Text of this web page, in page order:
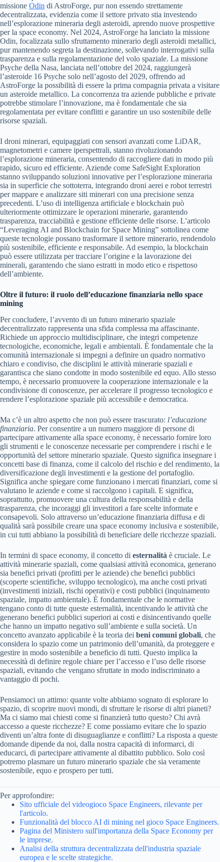
missione Odin di AstroForge, pur non essendo strettamente
decentralizzata, evidenzia come il settore privato stia investendo
nell’esplorazione mineraria degli asteroidi, aprendo nuove prospettive
per la space economy. Nel 2024, AstroForge ha lanciato la missione
Odin, focalizzata sullo sfruttamento minerario degli asteroidi metallici,
pur mantenendo segreta la destinazione, sollevando interrogativi sulla
trasparenza e sulla regolamentazione del volo spaziale. La missione
Psyche della Nasa, lanciata nell’ottobre del 2024, raggiungerà
l’asteroide 16 Psyche solo nell’agosto del 2029, offrendo ad
AstroForge la possibilità di essere la prima compagnia privata a visitare
un asteroide metallico. La concorrenza tra aziende pubbliche e private
potrebbe stimolare l’innovazione, ma è fondamentale che sia
regolamentata per evitare conflitti e garantire un uso sostenibile delle
risorse spaziali.
I droni minerari, equipaggiati con sensori avanzati come LiDAR,
magnetometri e camere iperspettrali, stanno rivoluzionando
l’esplorazione mineraria, consentendo di raccogliere dati in modo più
rapido, sicuro ed efficiente. Aziende come SafeSight Exploration
stanno sviluppando soluzioni innovative per l’esplorazione mineraria
sia in superficie che sottoterra, integrando droni aerei e robot terrestri
per mappare e analizzare siti minerari con una precisione senza
precedenti. L’uso di intelligenza artificiale e blockchain può
ulteriormente ottimizzare le operazioni minerarie, garantendo
trasparenza, tracciabilità e gestione efficiente delle risorse. L’articolo
“Leveraging AI and Blockchain for Space Mining” sottolinea come
queste tecnologie possano trasformare il settore minerario, rendendolo
più sostenibile, efficiente e responsabile. Ad esempio, la blockchain
può essere utilizzata per tracciare l’origine e la lavorazione dei
minerali, garantendo che siano estratti in modo etico e rispettoso
dell’ambiente.
Oltre il futuro: il ruolo dell’educazione finanziaria nello space
mining
Per concludere, l’avvento di un futuro minerario spaziale
decentralizzato rappresenta una sfida complessa ma affascinante.
Richiede un approccio multidisciplinare, che integri competenze
tecnologiche, economiche, legali e ambientali. È fondamentale che la
comunità internazionale si impegni a definire un quadro normativo
chiaro e condiviso, che disciplini le attività minerarie spaziali e
garantisca che siano condotte in modo sostenibile ed equo. Allo stesso
tempo, è necessario promuovere la cooperazione internazionale e la
condivisione di conoscenze, per accelerare il progresso tecnologico e
rendere l’esplorazione spaziale più accessibile e democratica.
Ma c’è un altro aspetto che non può essere trascurato: l’educazione
finanziaria. Per consentire a un numero maggiore di persone di
partecipare attivamente alla space economy, è necessario fornire loro
gli strumenti e le conoscenze necessarie per comprendere i rischi e le
opportunità del settore minerario spaziale. Questo significa insegnare i
concetti base di finanza, come il calcolo del rischio e del rendimento, la
diversificazione degli investimenti e la gestione del portafoglio.
Significa anche spiegare come funzionano i mercati finanziari, come si
valutano le aziende e come si raccolgono i capitali. E significa,
soprattutto, promuovere una cultura della responsabilità e della
trasparenza, che incoraggi gli investitori a fare scelte informate e
consapevoli. Solo attraverso un’educazione finanziaria diffusa e di
qualità sarà possibile creare una space economy inclusiva e sostenibile,
in cui tutti abbiano la possibilità di beneficiare delle ricchezze spaziali.
In termini di space economy, il concetto di esternalità è cruciale. Le
attività minerarie spaziali, come qualsiasi attività economica, generano
sia benefici privati (profitti per le aziende) che benefici pubblici
(scoperte scientifiche, sviluppo tecnologico), ma anche costi privati
(investimenti iniziali, rischi operativi) e costi pubblici (inquinamento
spaziale, impatto ambientale). È fondamentale che le normative
tengano conto di tutte queste esternalità, incentivando le attività che
generano benefici pubblici superiori ai costi e disincentivando quelle
che hanno un impatto negativo sull’ambiente e sulla società. Un
concetto avanzato applicabile è la teoria dei beni comuni globali, che
considera lo spazio come un patrimonio dell’umanità, da proteggere e
gestire in modo sostenibile a beneficio di tutti. Questo implica la
necessità di definire regole chiare per l’accesso e l’uso delle risorse
spaziali, evitando che vengano sfruttate in modo indiscriminato a
vantaggio di pochi.
Pensiamoci un attimo: quante volte abbiamo sognato di esplorare lo
spazio, di scoprire nuovi mondi, di sfruttare le risorse di altri pianeti?
Ma ci siamo mai chiesti come si finanzierà tutto questo? Chi avrà
accesso a queste ricchezze? E come possiamo evitare che lo spazio
diventi un’altra fonte di disuguaglianze e conflitti? La risposta a queste
domande dipende da noi, dalla nostra capacità di informarci, di
educarci, di partecipare attivamente al dibattito pubblico. Solo così
potremo plasmare un futuro minerario spaziale che sia veramente
sostenibile, equo e prospero per tutti.
Per approfondire:
Sito ufficiale del videogioco Space Engineers, rilevante per
l'articolo.
Funzionalità del blocco AI di mining nel gioco Space Engineers.
Pagina del Ministero sull'importanza della Space Economy per
le imprese.
Analisi della struttura decentralizzata dell'industria spaziale
europea e le scelte strategiche.